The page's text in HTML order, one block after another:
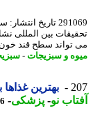
سطح قند خون را
و سبزیجات-سبزیجات
بهترین غذاها
نو- پزشکی-6 ماه پیش - سه شنبه 14 بهمن 1404، 00:36